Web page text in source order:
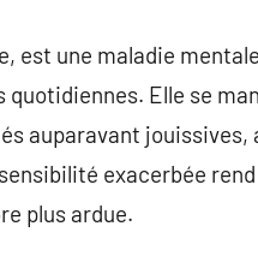
est une maladie
Elle se
auparavant
exacerbée
plus ardue.